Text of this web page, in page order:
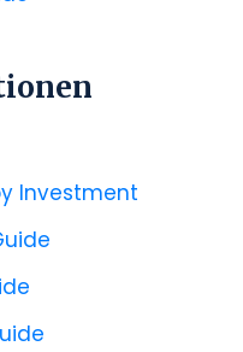
Investment